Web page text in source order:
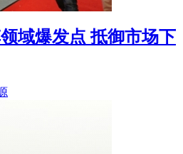
域爆发点 抵御市场下